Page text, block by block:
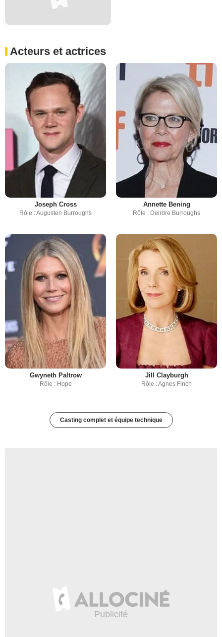
Acteurs et actrices
Joseph Cross
Rôle : Augusten Burroughs
Annette Bening
Rôle : Deirdre Burroughs
Gwyneth Paltrow
Rôle : Hope
Jill Clayburgh
Rôle : Agnes Finch
Casting complet et équipe technique